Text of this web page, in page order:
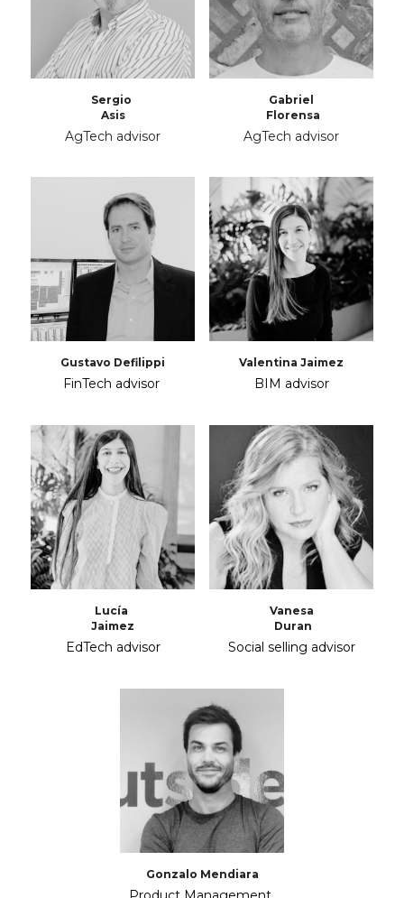
Sergio
Asis
AgTech advisor
Gabriel
Florensa
AgTech advisor
Gustavo Defilippi
FinTech advisor
Valentina Jaimez
BIM advisor
Lucía
Jaimez
EdTech advisor
Vanesa
Duran
Social selling advisor
Gonzalo Mendiara